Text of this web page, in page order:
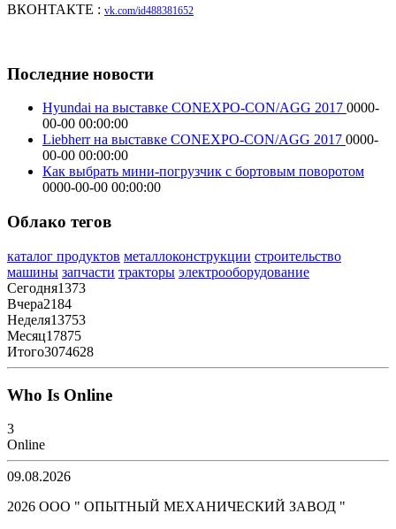
ВКОНТАКТЕ : vk.com/id488381652
Последние новости
Hyundai на выставке CONEXPO-CON/AGG 2017 0000-
00-00 00:00:00
Liebherr на выставке CONEXPO-CON/AGG 2017 0000-
00-00 00:00:00
Как выбрать мини-погрузчик с бортовым поворотом
0000-00-00 00:00:00
Облако тегов
каталог продуктов металлоконструкции строительство
машины запчасти тракторы электрооборудование
Сегодня1373
Вчера2184
Неделя13753
Месяц17875
Итого3074628
Who Is Online
3
Online
09.08.2026
2026 ООО " ОПЫТНЫЙ МЕХАНИЧЕСКИЙ ЗАВОД "